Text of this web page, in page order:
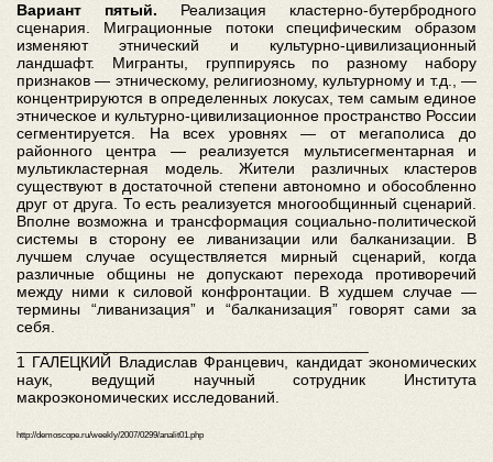
Вариант пятый. Реализация кластерно-бутербродного
сценария. Миграционные потоки специфическим образом
изменяют этнический и культурно-цивилизационный
ландшафт. Мигранты, группируясь по разному набору
признаков — этническому, религиозному, культурному и т.д., —
концентрируются в определенных локусах, тем самым единое
этническое и культурно-цивилизационное пространство России
сегментируется. На всех уровнях — от мегаполиса до
районного центра — реализуется мультисегментарная и
мультикластерная модель. Жители различных кластеров
существуют в достаточной степени автономно и обособленно
друг от друга. То есть реализуется многообщинный сценарий.
Вполне возможна и трансформация социально-политической
системы в сторону ее ливанизации или балканизации. В
лучшем случае осуществляется мирный сценарий, когда
различные общины не допускают перехода противоречий
между ними к силовой конфронтации. В худшем случае —
термины “ливанизация” и “балканизация” говорят сами за
себя.
1 ГАЛЕЦКИЙ Владислав Францевич, кандидат экономических
наук, ведущий научный сотрудник Института
макроэкономических исследований.
http://demoscope.ru/weekly/2007/0299/analit01.php